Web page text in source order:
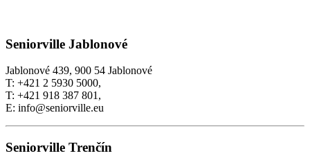
Seniorville Jablonové
Jablonové 439, 900 54 Jablonové
T: +421 2 5930 5000,
T: +421 918 387 801,
E: info@seniorville.eu
Seniorville Trenčín